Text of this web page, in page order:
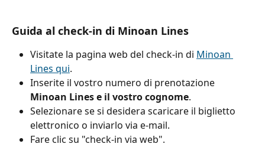
Guida al check-in di Minoan Lines
Visitate la pagina web del check-in di Minoan
Lines qui.
Inserite il vostro numero di prenotazione
Minoan Lines e il vostro cognome.
Selezionare se si desidera scaricare il biglietto
elettronico o inviarlo via e-mail.
Fare clic su "check-in via web".